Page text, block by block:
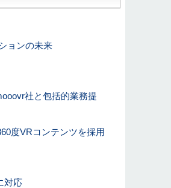
ョンの未来
社と包括的業務提
度VRコンテンツを採用
対応